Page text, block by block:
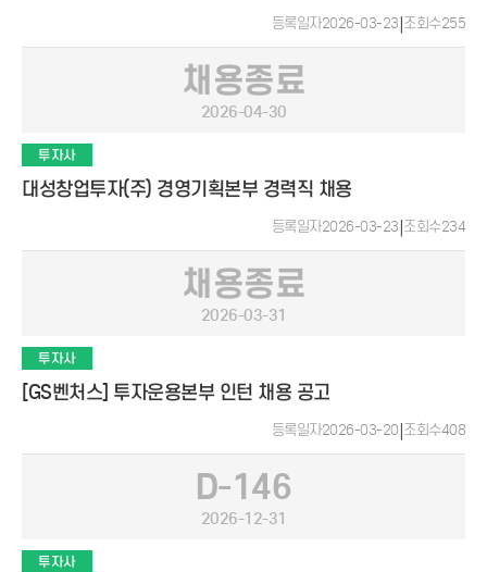
등록일자2026-03-23 조회수255
채용종료
2026-04-30
투자사
대성창업투자(주) 경영기획본부 경력직 채용
등록일자2026-03-23 조회수234
채용종료
2026-03-31
투자사
[GS벤처스] 투자운용본부 인턴 채용 공고
등록일자2026-03-20 조회수408
D-146
2026-12-31
투자사